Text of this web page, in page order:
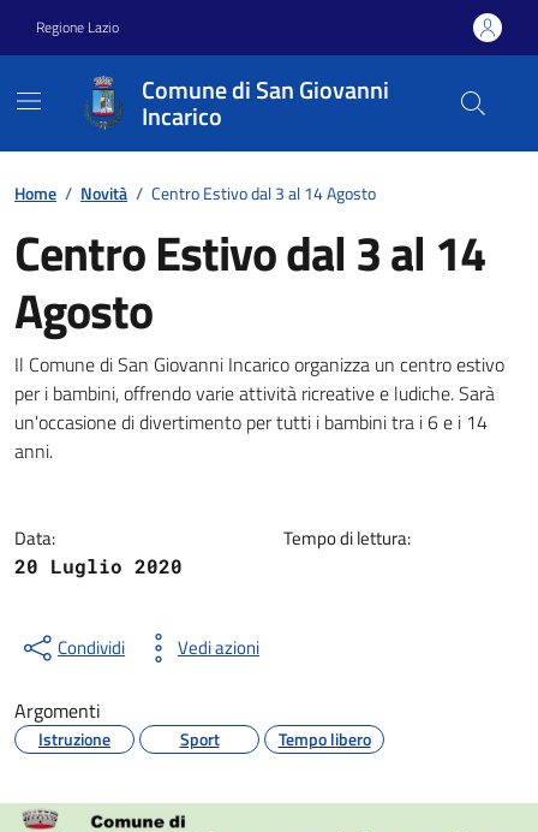
Regione Lazio
Comune di San Giovanni
Incarico
Home / Novità / Centro Estivo dal 3 al 14 Agosto
Centro Estivo dal 3 al 14
Agosto
Dettagli della notizia
Il Comune di San Giovanni Incarico organizza un centro estivo
per i bambini, offrendo varie attività ricreative e ludiche. Sarà
un'occasione di divertimento per tutti i bambini tra i 6 e i 14
anni.
Data:
20 Luglio 2020
Tempo di lettura:
Condividi Vedi azioni
Argomenti
Istruzione Sport Tempo libero